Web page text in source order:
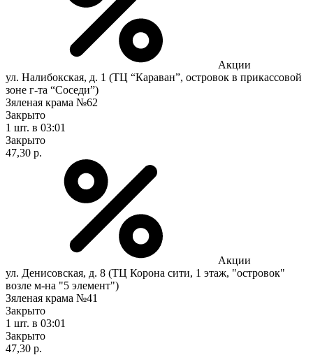
Акции
ул. Налибокская, д. 1 (ТЦ “Караван”, островок в прикассовой
зоне г-та “Соседи”)
Зяленая крама №62
Закрыто
1 шт. в 03:01
Закрыто
47,30 р.
Акции
ул. Денисовская, д. 8 (ТЦ Корона сити, 1 этаж, "островок"
возле м-на "5 элемент")
Зяленая крама №41
Закрыто
1 шт. в 03:01
Закрыто
47,30 р.